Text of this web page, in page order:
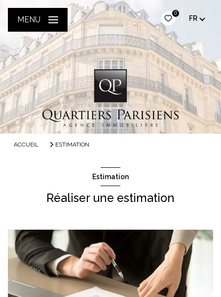
0
FR
MENU
ACCUEIL ESTIMATION
Estimation
Réaliser une estimation